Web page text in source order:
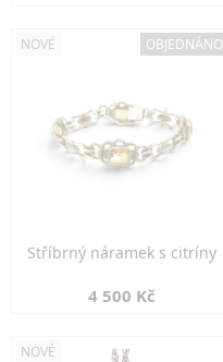
NOVÉ OBJEDNÁNO
Stříbrný náramek s citríny
4 500 Kč
NOVÉ